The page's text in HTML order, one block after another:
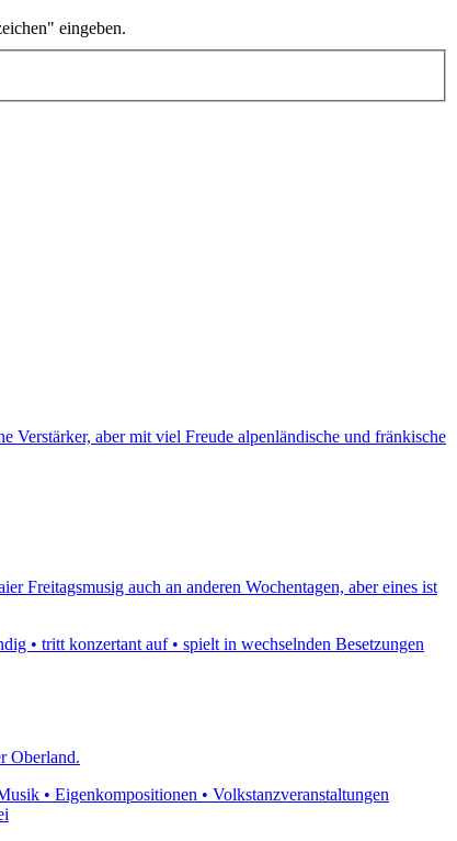
eingeben.
aber mit viel Freude alpenländische und fränkische
Freitagsmusig auch an anderen Wochentagen, aber eines ist
• tritt konzertant auf • spielt in wechselnden Besetzungen
Oberland.
• Eigenkompositionen • Volkstanzveranstaltungen